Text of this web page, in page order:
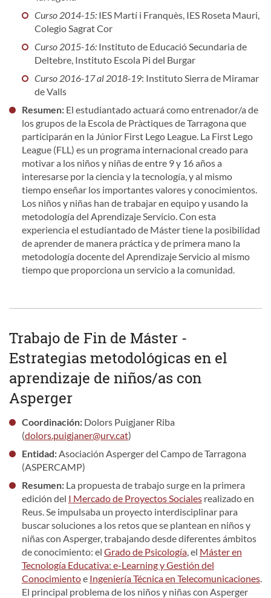
Curso 2014-15: IES Martí i Franquès, IES Roseta Mauri,
Colegio Sagrat Cor
Curso 2015-16: Instituto de Educació Secundaria de
Deltebre, Instituto Escola Pi del Burgar
Curso 2016-17 al 2018-19: Instituto Sierra de Miramar
de Valls
Resumen:El estudiantado actuará como entrenador/a de
los grupos de la Escola de Pràctiques de Tarragona que
participarán en la Júnior First Lego League. La First Lego
League (FLL) es un programa internacional creado para
motivar a los niños y niñas de entre 9 y 16 años a
interesarse por la ciencia y la tecnología, y al mismo
tiempo enseñar los importantes valores y conocimientos.
Los niños y niñas han de trabajar en equipo y usando la
metodología del Aprendizaje Servicio. Con esta
experiencia el estudiantado de Máster tiene la posibilidad
de aprender de manera práctica y de primera mano la
metodología docente del Aprendizaje Servicio al mismo
tiempo que proporciona un servicio a la comunidad.
Trabajo de Fin de Máster -
Estrategias metodológicas en el
aprendizaje de niños/as con
Asperger
Coordinación:Dolors Puigjaner Riba
(dolors.puigjaner@urv.cat)
Entidad:Asociación Asperger del Campo de Tarragona
(ASPERCAMP)
Resumen:La propuesta de trabajo surge en la primera
edición del I Mercado de Proyectos Socialesrealizado en
Reus. Se impulsaba un proyecto interdisciplinar para
buscar soluciones a los retos que se plantean en niños y
niñas con Asperger, trabajando desde diferentes ámbitos
de conocimiento: el Grado de Psicología, el Máster en
Tecnología Educativa: e-Learning y Gestión del
Conocimientoe Ingeniería Técnica en Telecomunicaciones.
El principal problema de los niños y niñas con Asperger